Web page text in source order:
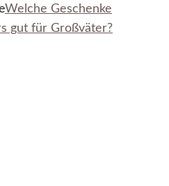
Welche Geschenke
gut für Großväter?